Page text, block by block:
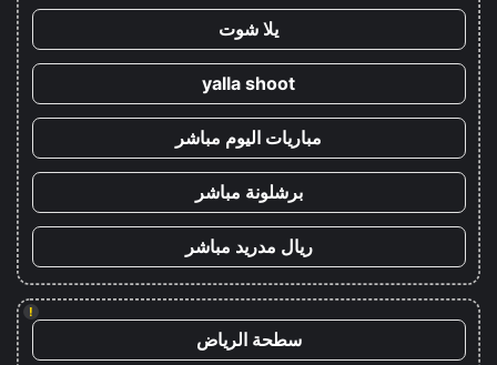
يلا شوت
yalla shoot
مباريات اليوم مباشر
برشلونة مباشر
ريال مدريد مباشر
!
سطحة الرياض